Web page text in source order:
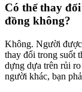
Có thể thay
đồng không?
Không. Người
thay đổi trong suốt
dựng dựa trên rủi
người khác, bạn